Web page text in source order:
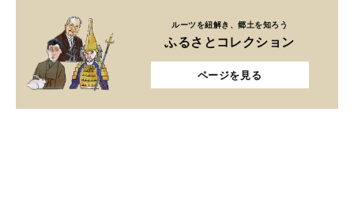
ルーツを紐解き、郷土を知ろう
ふるさとコレクション
ページを見る